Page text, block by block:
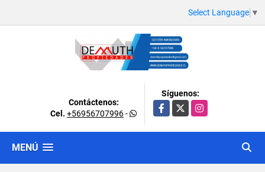
Select Language ▼
Contáctenos:
Cel. +56956707996-
Síguenos:
Facebook
X Instagram
MENÚ